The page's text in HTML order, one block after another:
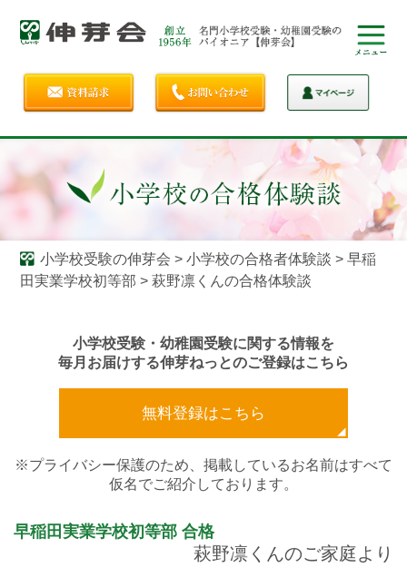
小学校受験の伸芽会 > 小学校の合格者体験談 > 早稲
田実業学校初等部 > 萩野凛くんの合格体験談
小学校受験・幼稚園受験に関する情報を
毎月お届けする伸芽ねっとのご登録はこちら
無料登録はこちら
※プライバシー保護のため、掲載しているお名前はすべて
仮名でご紹介しております。
早稲田実業学校初等部 合格
萩野凛くんのご家庭より